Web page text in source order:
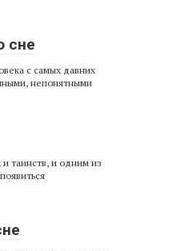
сне
с самых давних
непонятными
таинств, и одним из